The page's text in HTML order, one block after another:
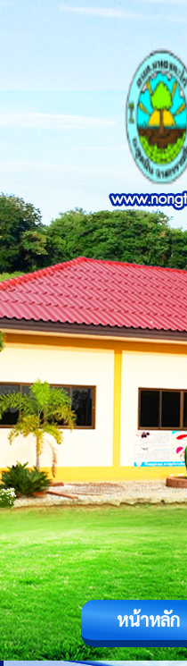
หน้าหลัก